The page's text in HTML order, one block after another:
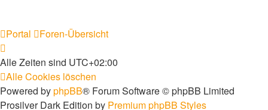
Portal Foren-Übersicht
Alle Zeiten sind UTC+02:00
Alle Cookies löschen
Powered byphpBB® Forum Software © phpBB Limited
Prosilver Dark Edition by Premium phpBB Styles